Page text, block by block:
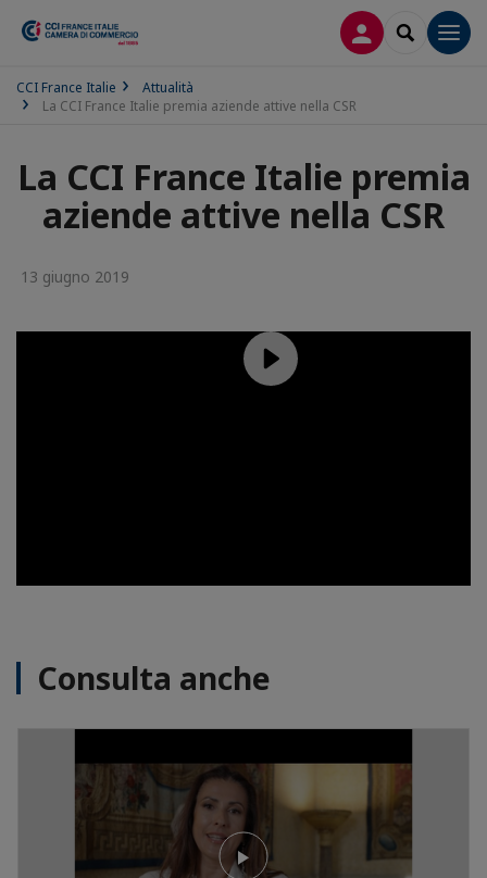
LOG INSEARCH
CCI France Italie
Attualità
La CCI France Italie premia aziende attive nella CSR
La CCI France Italie premia
aziende attive nella CSR
13 giugno 2019
Consulta anche